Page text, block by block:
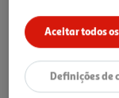
luminoso de
manual e
29,99 €
Aceitar todos
Definições de